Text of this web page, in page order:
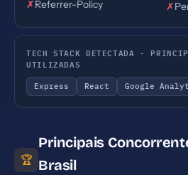
✗Referrer-Policy ✗
TECH STACK DETECTADA -
UTILIZADAS
Express React Google
🏆
Principais
Brasil